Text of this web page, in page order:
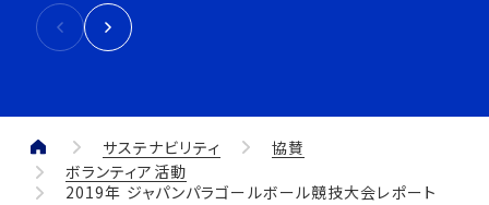
サステナビリティ
協賛
ボランティア活動
2019年 ジャパンパラゴールボール競技大会レポート